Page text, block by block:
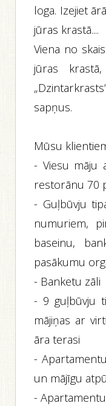
loga. Izejiet
jūras krastā....
Viena no
jūras
sapņus.
Mūsu
- Viesu māju
restorānu 70
- Guļbūvju
numuriem,
baseinu,
pasākumu
- Banketu zāli
- 9 guļbūvju
mājiņas ar
āra terasi
-
un mājīgu
-